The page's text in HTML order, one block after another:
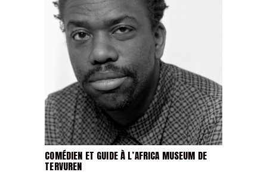
COMÉDIEN ET GUIDE À L’AFRICA MUSEUM DE
TERVUREN